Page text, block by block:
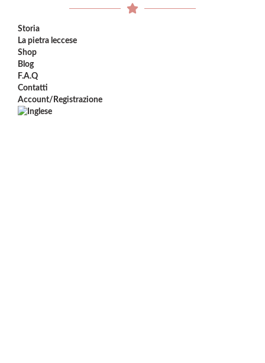
Storia
La pietra leccese
Shop
Blog
F.A.Q
Contatti
Account/Registrazione